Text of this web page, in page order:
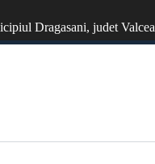
Dragasani, judet Valcea